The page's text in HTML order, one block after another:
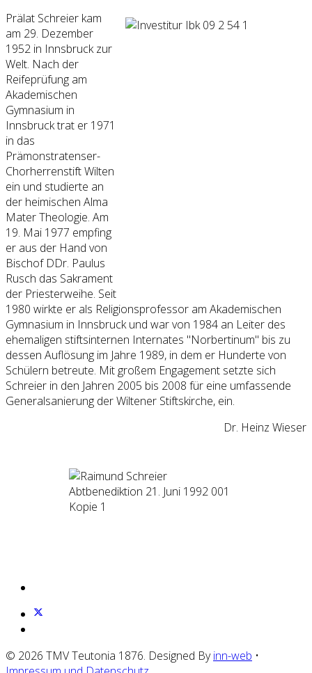
Prälat Schreier kam
am 29. Dezember
1952 in Innsbruck zur
Welt. Nach der
Reifeprüfung am
Akademischen
Gymnasium in
Innsbruck trat er 1971
in das
Prämonstratenser-
Chorherrenstift Wilten
ein und studierte an
der heimischen Alma
Mater Theologie. Am
19. Mai 1977 empfing
er aus der Hand von
Bischof DDr. Paulus
Rusch das Sakrament
der Priesterweihe. Seit
1980 wirkte er als Religionsprofessor am Akademischen
Gymnasium in Innsbruck und war von 1984 an Leiter des
ehemaligen stiftsinternen Internates "Norbertinum" bis zu
dessen Auflösung im Jahre 1989, in dem er Hunderte von
Schülern betreute. Mit großem Engagement setzte sich
Schreier in den Jahren 2005 bis 2008 für eine umfassende
Generalsanierung der Wiltener Stiftskirche, ein.
Dr. Heinz Wieser
© 2026 TMV Teutonia 1876. Designed Byinn-web •